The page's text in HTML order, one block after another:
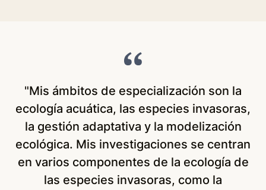
"Mis ámbitos de especialización son la
ecología acuática, las especies invasoras,
la gestión adaptativa y la modelización
ecológica. Mis investigaciones se centran
en varios componentes de la ecología de
las especies invasoras, como la